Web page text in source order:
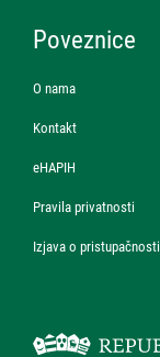
Poveznice
O nama
Kontakt
eHAPIH
Pravila privatnosti
Izjava o pristupačnosti